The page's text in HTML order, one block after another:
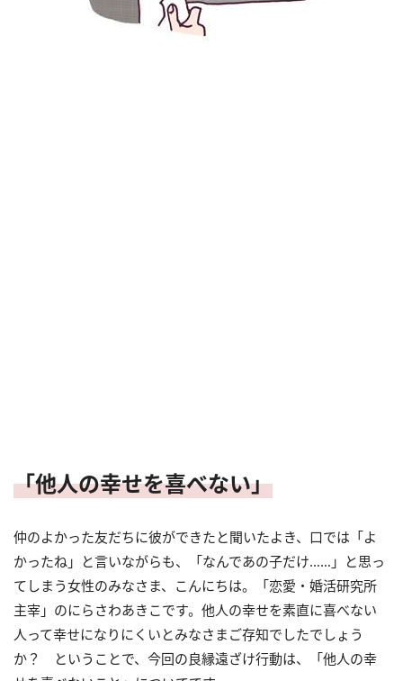
「他人の幸せを喜べない」
仲のよかった友だちに彼ができたと聞いたよき、口では「よ
かったね」と言いながらも、「なんであの子だけ……」と思っ
てしまう女性のみなさま、こんにちは。「恋愛・婚活研究所
主宰」のにらさわあきこです。他人の幸せを素直に喜べない
人って幸せになりにくいとみなさまご存知でしたでしょう
か？ ということで、今回の良縁遠ざけ行動は、「他人の幸